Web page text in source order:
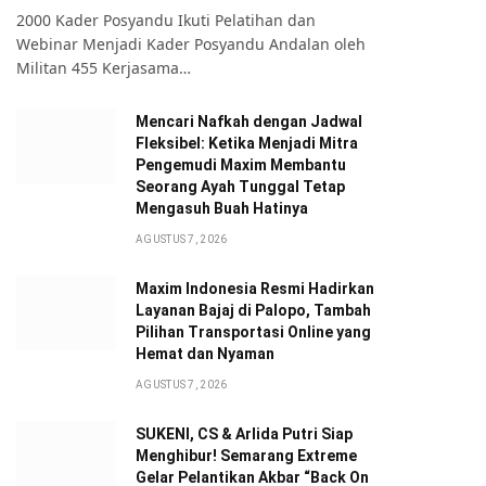
2000 Kader Posyandu Ikuti Pelatihan dan
Webinar Menjadi Kader Posyandu Andalan oleh
Militan 455 Kerjasama…
Mencari Nafkah dengan Jadwal
Fleksibel: Ketika Menjadi Mitra
Pengemudi Maxim Membantu
Seorang Ayah Tunggal Tetap
Mengasuh Buah Hatinya
AGUSTUS 7, 2026
Maxim Indonesia Resmi Hadirkan
Layanan Bajaj di Palopo, Tambah
Pilihan Transportasi Online yang
Hemat dan Nyaman
AGUSTUS 7, 2026
SUKENI, CS & Arlida Putri Siap
Menghibur! Semarang Extreme
Gelar Pelantikan Akbar “Back On